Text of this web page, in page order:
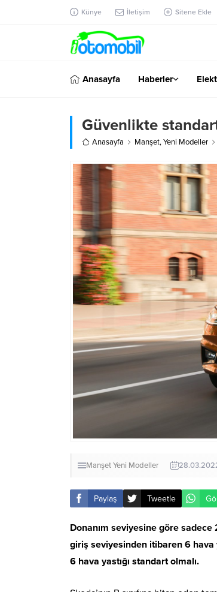
Künye İletişim Sitene Ekle
Anasayfa Haberler
Güvenlikte
Anasayfa Manşet,Yeni Modeller
ManşetYeni Modeller
Paylaş Tweetle
Donanım seviyesine göre sadece
giriş seviyesinden itibaren 6 hava
6 hava yastığı standart olmalı.